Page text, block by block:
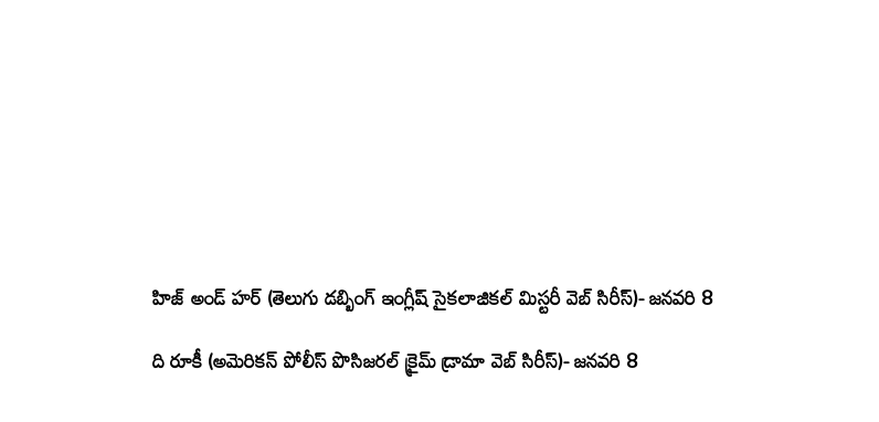
హిజ్ అండ్ హర్ (తెలుగు డబ్బింగ్ ఇంగ్లీష్ సైకలాజికల్ మిస్టరీ వెబ్ సిరీస్)- జనవరి 8
ది రూకీ (అమెరికన్ పోలీస్ పొసిజరల్ క్రైమ్ డ్రామా వెబ్ సిరీస్)- జనవరి 8